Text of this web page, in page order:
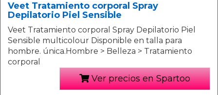
Veet Tratamiento corporal Spray
Depilatorio Piel Sensible
Veet Tratamiento corporal Spray Depilatorio Piel
Sensible multicolour Disponible en talla para
hombre. única.Hombre > Belleza > Tratamiento
corporal
Ver precios en Spartoo